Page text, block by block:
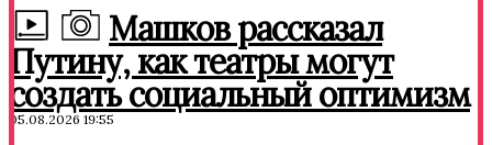
Машков рассказал
Путину, как театры могут
создать социальный оптимизм
05.08.2026 19:55